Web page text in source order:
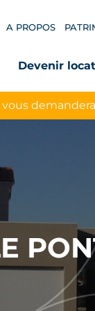
A PROPOS
Devenir